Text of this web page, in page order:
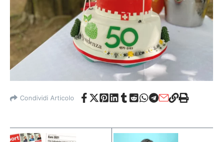
Condividi Articolo